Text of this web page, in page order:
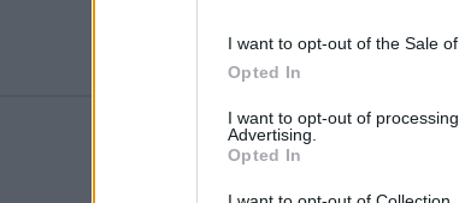
I want to opt-out of the Sale
Opted In
I want to opt-out of
Advertising.
Opted In